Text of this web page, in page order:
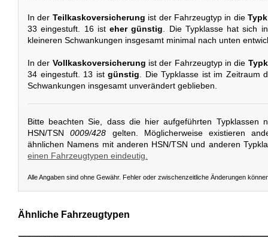
In der Teilkaskoversicherung ist der Fahrzeugtyp in die
33 eingestuft. 16 isteher günstig . Die Typklasse hat sich
kleineren Schwankungen insgesamt minimal nach unten
In der Vollkaskoversicherung ist der Fahrzeugtyp in die
34 eingestuft. 13 istgünstig. Die Typklasse ist im Zeitraum
Schwankungen insgesamt unverändert geblieben.
Bitte beachten Sie, dass die hier aufgeführten Typklassen
HSN/TSN0009/428 gelten. Möglicherweise existieren
ähnlichen Namens mit anderen HSN/TSN und anderen
einen Fahrzeugtypen eindeutig.
Alle Angaben sind ohne Gewähr. Fehler oder zwischenzeitliche Änderungen
Ähnliche Fahrzeugtypen